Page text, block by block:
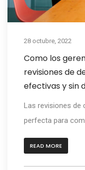
28 octubre, 2022
Como los
revisiones de
efectivas y sin
Las revisiones de
perfecta para
READ MORE